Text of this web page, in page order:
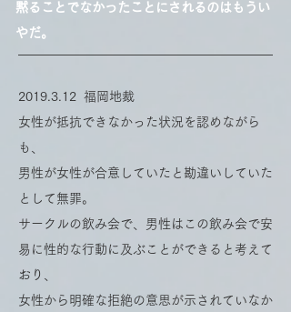
黙ることでなかったことにされるのはもうい
やだ。
2019.3.12 福岡地裁
女性が抵抗できなかった状況を認めながら
も、
男性が女性が合意していたと勘違いしていた
として無罪。
サークルの飲み会で、男性はこの飲み会で安
易に性的な行動に及ぶことができると考えて
おり、
女性から明確な拒絶の意思が示されていなか